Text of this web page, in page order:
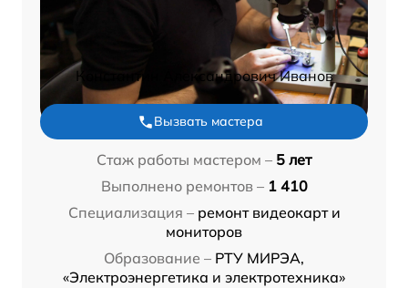
Константин Александрович Иванов
Вызвать мастера
Стаж работы мастером – 5 лет
Выполнено ремонтов – 1 410
Специализация – ремонт видеокарт и
мониторов
Образование – РТУ МИРЭА,
«Электроэнергетика и электротехника»